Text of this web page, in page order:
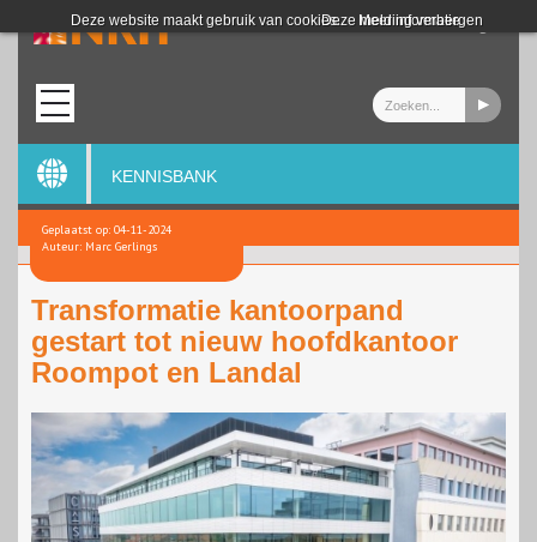
Deze website maakt gebruik van cookies. Meer informatie
Deze melding verbergen
Login
KENNISBANK
Geplaatst op: 04-11-2024
Auteur: Marc Gerlings
Transformatie kantoorpand
gestart tot nieuw hoofdkantoor
Roompot en Landal